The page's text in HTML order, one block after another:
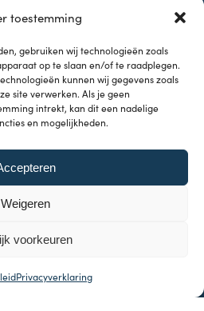
toestemming
gebruiken wij technologieën zoals
op te slaan en/of te raadplegen.
kunnen wij gegevens zoals
site verwerken. Als je geen
intrekt, kan dit een nadelige
en mogelijkheden.
Weigeren
voorkeuren
Privacyverklaring